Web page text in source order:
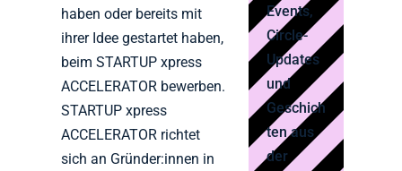
haben oder bereits mit
ihrer Idee gestartet haben,
beim STARTUP xpress
ACCELERATOR bewerben.
STARTUP xpress
ACCELERATOR richtet
sich an Gründer:innen in
Events,
Circle-
Updates
und
Geschich
ten aus
der